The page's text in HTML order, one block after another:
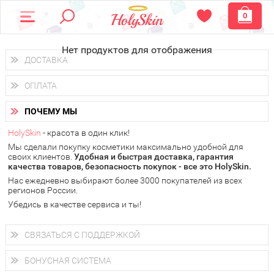
0
Нет продуктов для отображения
ДОСТАВКА
Доставка осуществляетсяпо всем городам России.
Вы можете выбрать доставку курьером, Почтой России или
получить заказ в пунктах выдачи PickPoint или пункте
самовывоза.
В 20 городах России доставка осуществляется ужена
следующий день.
у Вас всегда есть возможность получитьбесплатную
доставку от HolySkin.
подробнее об условиях доставки и оплаты в Вашем городе
ОПЛАТА
Вы можете оплатить свой заказ любым удобным способом:
наличными деньгами (
через интернет-банк (Альфа-банк, Сбербанк) и другими
электронными способами.
ПОЧЕМУ МЫ
HolySkin - красота в один клик!
Мы сделали покупку косметики максимально удобной для
своих клиентов. Удобная и быстрая доставка, гарантия
качества товаров, безопасность покупок - все это HolySkin.
Нас ежедневно выбирают более 3000 покупателей из всех
регионов России.
Убедись в качестве сервиса и ты!
СВЯЗАТЬСЯ С ПОДДЕРЖКОЙ
+7 (800) 707-24-55
Мы будем рады ответить на все Ваши вопросы по работе
магазина, проконсультировать по товарам, рассказать о
БОНУСНАЯ СИСТЕМА